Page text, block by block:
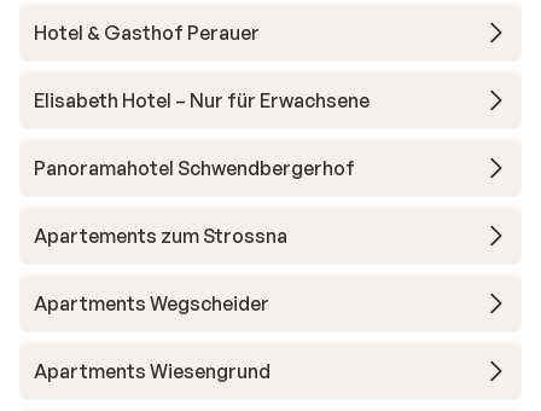
Hotel & Gasthof Perauer
Elisabeth Hotel – Nur für Erwachsene
Panoramahotel Schwendbergerhof
Apartements zum Strossna
Apartments Wegscheider
Apartments Wiesengrund